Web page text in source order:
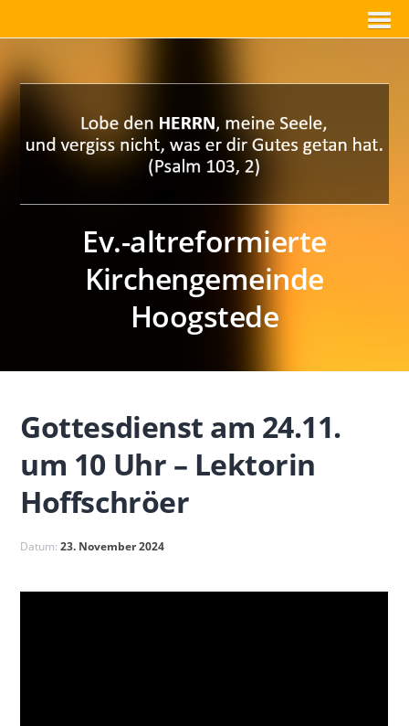
Ev.-altreformierte
Kirchengemeinde
Hoogstede
Gottesdienst am 24.11.
um 10 Uhr – Lektorin
Hoffschröer
Datum:23. November 2024